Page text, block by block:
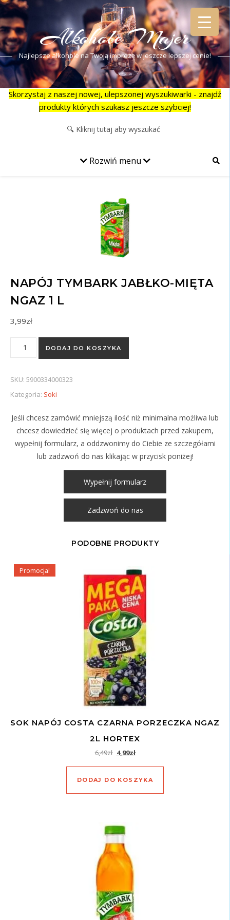
Alkohole Majer
Najlepsze alkohole na Twoją imprezę w jeszcze lepszej cenie!
Skorzystaj z naszej nowej, ulepszonej wyszukiwarki - znajdź
produkty których szukasz jeszcze szybciej!
Rozwiń menu
NAPÓJ TYMBARK JABŁKO-MIĘTA
NGAZ 1 L
3,99zł
ilość NAPÓJ TYMBARK JABŁKO-MIĘTA NGAZ 1 l
DODAJ DO KOSZYKA
SKU: 5900334000323
Kategoria: Soki
Jeśli chcesz zamówić mniejszą ilość niż minimalna możliwa lub
chcesz dowiedzieć się więcej o produktach przed zakupem,
wypełnij formularz, a oddzwonimy do Ciebie ze szczegółami
lub zadzwoń do nas klikając w przycisk poniżej!
Wypełnij formularz
Zadzwoń do nas
PODOBNE PRODUKTY
Promocja!
SOK NAPÓJ COSTA CZARNA PORZECZKA NGAZ
2L HORTEX
6,49zł Pierwotna cena wynosiła: 6,49zł.
4,99złAktualna cena wynosi: 4,99zł.
DODAJ DO KOSZYKA